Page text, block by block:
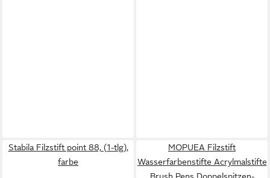
Stabila Filzstift point 88, (1-tlg),
farbe
MOPUEA Filzstift
Wasserfarbenstifte Acrylmalstifte